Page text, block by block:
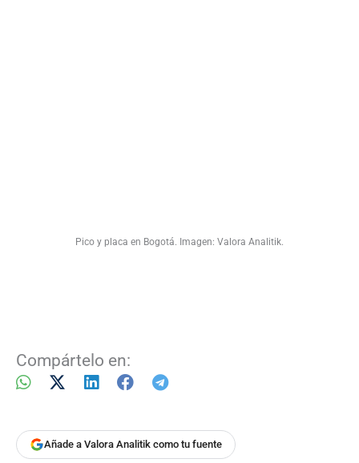
Pico y placa en Bogotá. Imagen: Valora Analitik.
Compártelo en:
Añade a Valora Analitik como tu fuente